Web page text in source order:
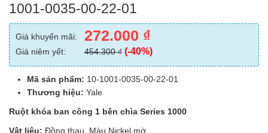
1001-0035-00-22-01
Giá khuyến mãi: 272.000 ₫
Giá niêm yết: 454.300₫ (-40%)
Mã sản phẩm: 10-1001-0035-00-22-01
Thương hiệu: Yale
Ruột khóa ban công 1 bên chìa Series 1000
Vật liệu: Đồng thau. Màu Nickel mờ